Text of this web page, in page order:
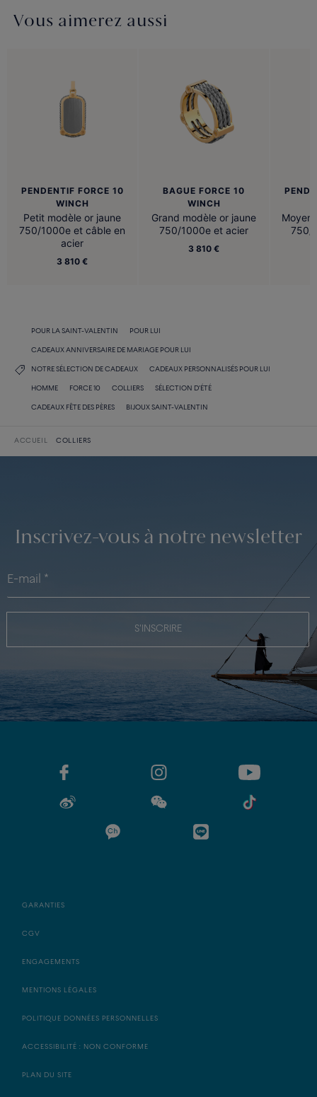
Vous aimerez aussi
PENDENTIF FORCE 10
WINCH
Petit modèle or jaune
750/1000e et câble en
acier
3 810 €
BAGUE FORCE 10
WINCH
Grand modèle or jaune
750/1000e et acier
3 810 €
Moyen
750/
POUR LA SAINT-VALENTIN POUR LUI
CADEAUX ANNIVERSAIRE DE MARIAGE POUR LUI
NOTRE SÉLECTION DE CADEAUX CADEAUX PERSONNALISÉS POUR LUI
HOMME FORCE 10 COLLIERS SÉLECTION D'ÉTÉ
CADEAUX FÊTE DES PÈRES BIJOUX SAINT-VALENTIN
ACCUEIL COLLIERS
Inscrivez-vous à notre newsletter
S'INSCRIRE
GARANTIES
CGV
ENGAGEMENTS
MENTIONS LÉGALES
POLITIQUE DONNÉES PERSONNELLES
ACCESSIBILITÉ : NON CONFORME
PLAN DU SITE